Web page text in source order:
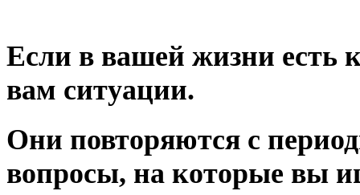
Если в вашей жизни есть
вам ситуации.
Они повторяются с
вопросы, на которые вы